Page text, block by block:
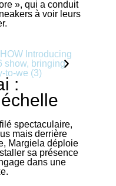
», qui a conduit
à voir leurs
:
spectaculaire,
mais derrière
Margiela déploie
sa présence
dans une